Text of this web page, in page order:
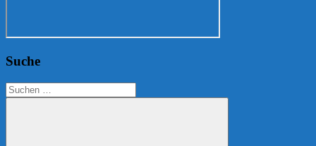
Suche
Suchen
nach: